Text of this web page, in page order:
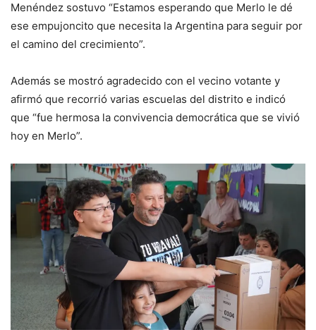
Menéndez sostuvo “Estamos esperando que Merlo le dé
ese empujoncito que necesita la Argentina para seguir por
el camino del crecimiento”.
Además se mostró agradecido con el vecino votante y
afirmó que recorrió varias escuelas del distrito e indicó
que “fue hermosa la convivencia democrática que se vivió
hoy en Merlo”.